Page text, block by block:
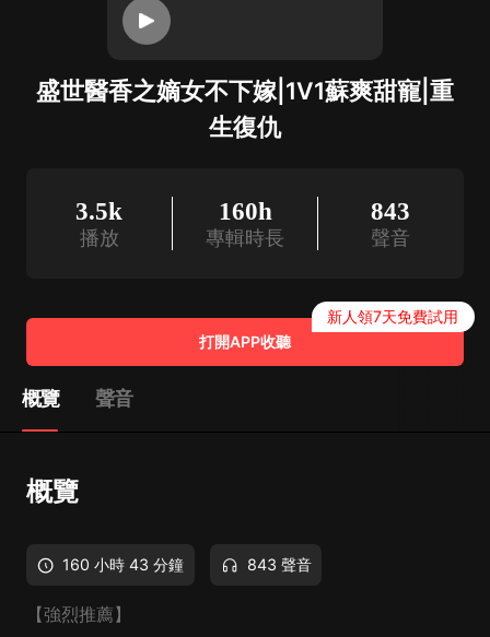
盛世醫香之嫡女不下嫁|1V1蘇爽甜寵|重
生復仇
3.5k
播放
160h
專輯時長
843
聲音
打開APP收聽
新人領7天免費試用
概覽 聲音
概覽
160 小時 43 分鐘 843 聲音
【強烈推薦】